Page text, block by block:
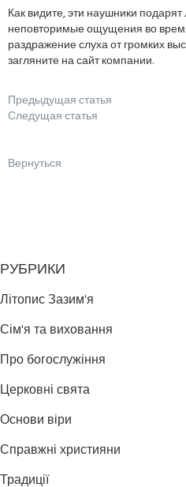
Как видите, эти наушники
неповторимые ощущения во
раздражение слуха от громких
загляните на сайт компании.
Предыдущая статья
Следущая статья
Вернуться
РУБРИКИ
Літопис Зазим'я
Сім'я та виховання
Про богослужіння
Церковні свята
Основи віри
Справжні християни
Традиції